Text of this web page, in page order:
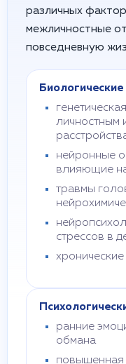
различных
межличностные
повседневную
личностным
нейронные
влияющие
травмы
стрессов в
ранние
обмана
повышенная